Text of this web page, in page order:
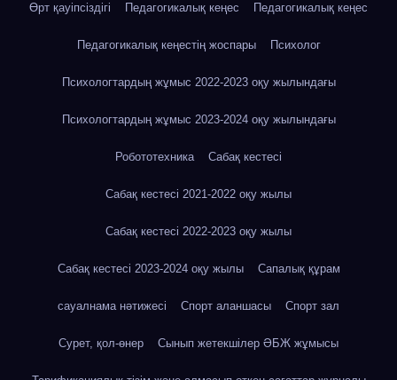
Өрт қауіпсіздігі Педагогикалық кеңес Педагогикалық кеңес
Педагогикалық кеңестің жоспары Психолог
Психологтардың жұмыс 2022-2023 оқу жылындағы
Психологтардың жұмыс 2023-2024 оқу жылындағы
Робототехника Сабақ кестесі
Сабақ кестесі 2021-2022 оқу жылы
Сабақ кестесі 2022-2023 оқу жылы
Сабақ кестесі 2023-2024 оқу жылы Сапалық құрам
сауалнама нәтижесі Спорт аланшасы Спорт зал
Сурет, қол-өнер Сынып жетекшілер ӘБЖ жұмысы